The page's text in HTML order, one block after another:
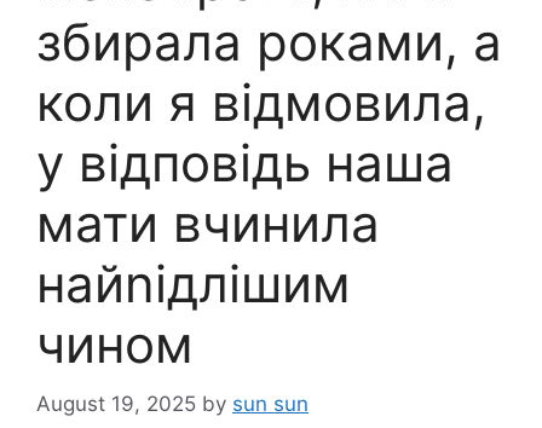
збирала роками, а
коли я відмовила,
у відповідь наша
мати вчинила
найnідлішим
чином
August 19, 2025 by sun sun